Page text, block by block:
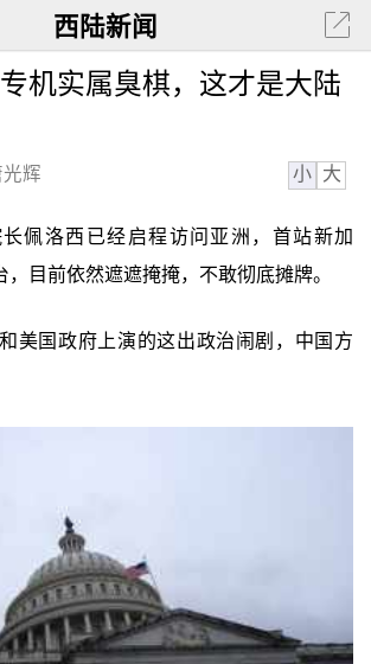
西陆新闻
机实属臭棋，这才是大陆
辉 小 大
佩洛西已经启程访问亚洲，首站新加
目前依然遮遮掩掩，不敢彻底摊牌。
美国政府上演的这出政治闹剧，中国方